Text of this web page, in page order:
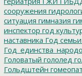
сооружения
ситуация гимназия
инспектор год
наставника Год семьи
Головатый гололед
Гольдштейн